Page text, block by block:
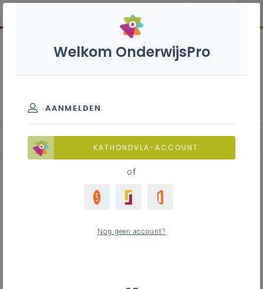
Effectieve didactiek 'Lessen met
lessen wiskunde
Welkom OnderwijsPro
AANMELDEN
KATHONDVLA-ACCOUNT
of
Nog geen account?